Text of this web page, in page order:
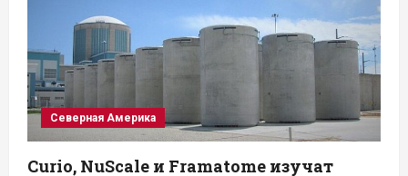
Северная Америка
Curio, NuScale и Framatome изучат